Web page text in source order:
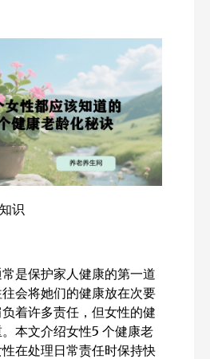
识
是保护家人健康的第一道
会将她们的健康放在次要
着许多责任，但女性的健
本文介绍女性5 个健康老
在处理日常责任时保持快